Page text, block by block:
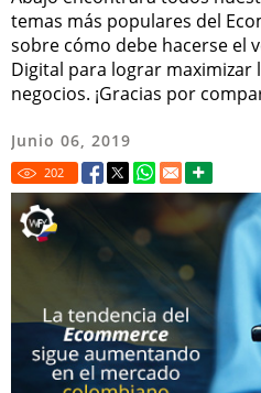
temas más populares del
sobre cómo debe hacerse el
Digital para lograr maximizar
negocios. ¡Gracias por
Junio 06, 2019
202